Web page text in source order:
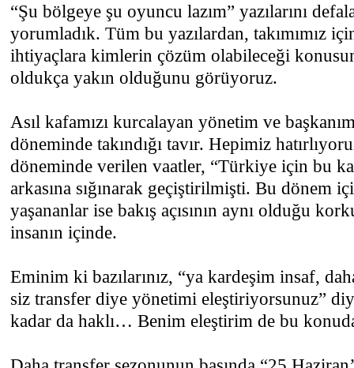
“Şu bölgeye şu oyuncu lazım” yazılarını
yorumladık. Tüm bu yazılardan, takımımız
ihtiyaçlara kimlerin çözüm olabileceği
oldukça yakın olduğunu görüyoruz.
Asıl kafamızı kurcalayan yönetim ve
döneminde takındığı tavır. Hepimiz
döneminde verilen vaatler, “Türkiye için bu
arkasına sığınarak geçiştirilmişti. Bu dönem
yaşananlar ise bakış açısının aynı olduğu
insanın içinde.
Eminim ki bazılarınız, “ya kardeşim insaf,
siz transfer diye yönetimi eleştiriyorsunuz”
kadar da haklı… Benim eleştirim de bu